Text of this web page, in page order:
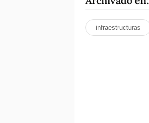
infraestructuras